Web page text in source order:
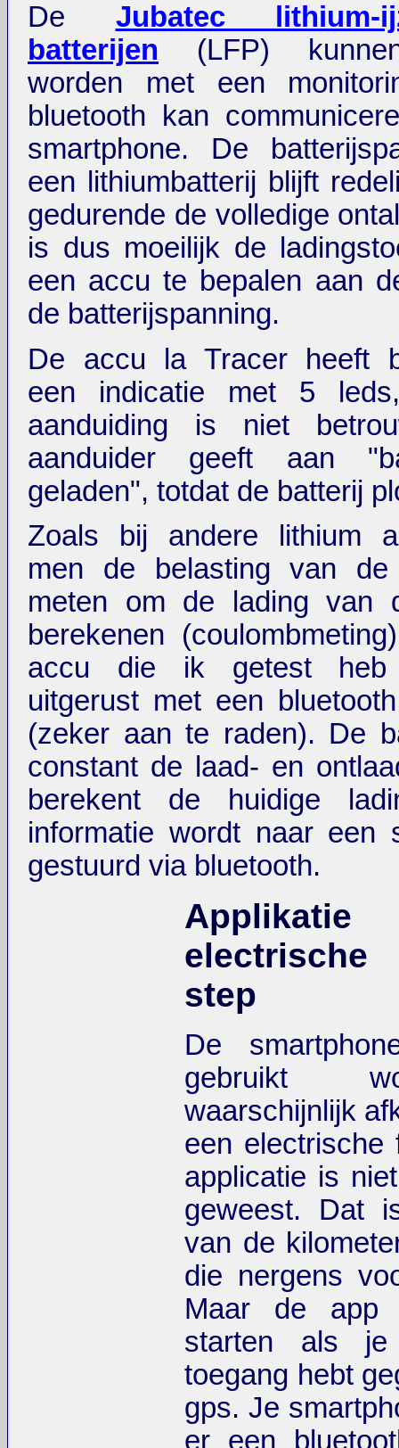
De Jubatec lithium-
batterijen (LFP)
worden met een
bluetooth kan
smartphone. De
een lithiumbatterij blijft
gedurende de volledige
is dus moeilijk de
een accu te bepalen aan
de batterijspanning.
De accu la Tracer heeft
een indicatie met 5
aanduiding is niet
aanduider geeft aan
geladen", totdat de batterij
Zoals bij andere lithium
men de belasting van de
meten om de lading van
berekenen
accu die ik getest
uitgerust met een
(zeker aan te raden). De
constant de laad- en
berekent de huidige
informatie wordt naar een
gestuurd via bluetooth.
step
De
gebruikt
waarschijnlijk
een electrische
applicatie is
geweest. Dat
van de
die nergens
Maar de app
starten als
toegang hebt
gps. Je
er een